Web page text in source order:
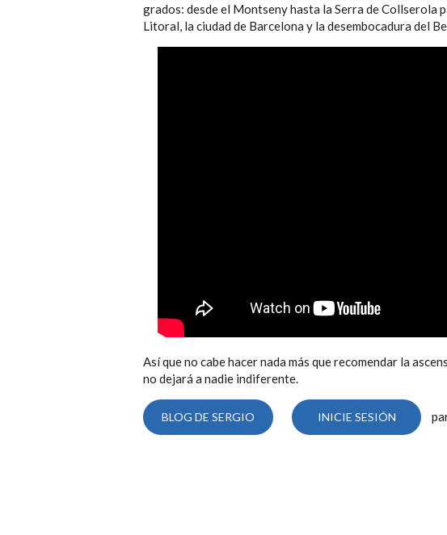
grados: desde el Montseny hasta la Serra de Collserola
Litoral, la ciudad de Barcelona y la desembocadura del
Así que no cabe hacer nada más que recomendar la
no dejará a nadie indiferente.
BLOG DE SERGIO INICIE SESIÓN